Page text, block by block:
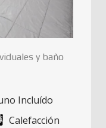
y baño
Incluído
Calefacción